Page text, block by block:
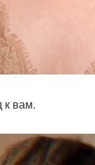
к вам.